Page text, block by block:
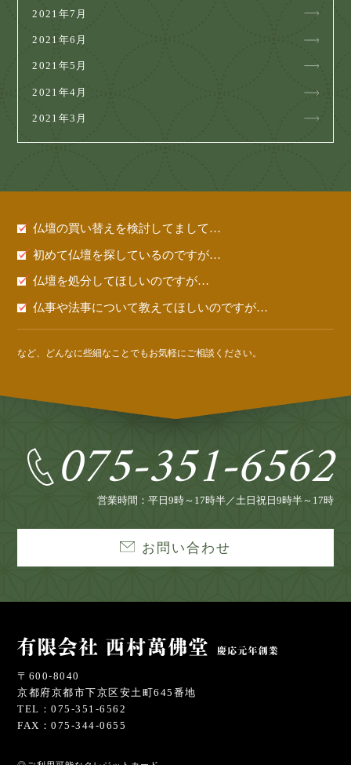
2021年7月
2021年6月
2021年5月
2021年4月
2021年3月
仏壇の買い替えを検討してまして…
初めて仏壇を探しているのですが…
仏壇を処分してほしいのですが…
仏事や法事について教えてほしいのですが…
など、どんなに些細なことでもお気軽にご相談ください。
075-351-6562
営業時間：平日9時～17時半／土日祝日9時半～17時
お問い合わせ
〒600-8040
京都府京都市下京区安土町645番地
TEL：075-351-6562
FAX：075-344-0655